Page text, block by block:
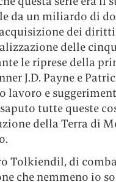
da un miliardo di
dei
delle
le riprese della
J.D. Payne e
lavoro e
tutte queste
della Terra di
Tolkiendil, di
che nemmeno io